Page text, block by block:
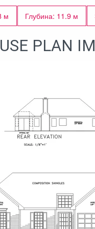
м Глубина: 11.9 м
PLAN